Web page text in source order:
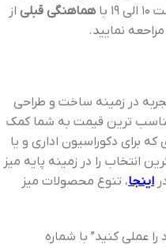
با
هماهنگی قبلی از
مراحعه نمایید.
5 سال تجربه در زمینه ساخت و طراحی
ترین قیمت به شما کمک
برای دکوراسیون اداری و یا
انتخاب را در زمینه پایه میز
اینجا، تنوع محصولات میز
عملی کنید” با شماره